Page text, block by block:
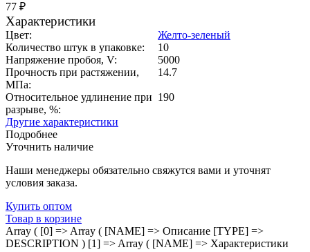
77 ₽
Характеристики
Цвет:
Желто-зеленый
Количество штук в упаковке:
10
Напряжение пробоя, V:
5000
Прочность при растяжении,
МПа:
14.7
Относительное удлинение при
разрыве, %:
190
Другие характеристики
Подробнее
Уточнить наличие
Наши менеджеры обязательно свяжутся вами и уточнят
условия заказа.
Купить оптом
Товар в корзине
Array ( [0] => Array ( [NAME] => Описание [TYPE] =>
DESCRIPTION ) [1] => Array ( [NAME] => Характеристики